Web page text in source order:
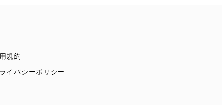
規約
イバシーポリシー